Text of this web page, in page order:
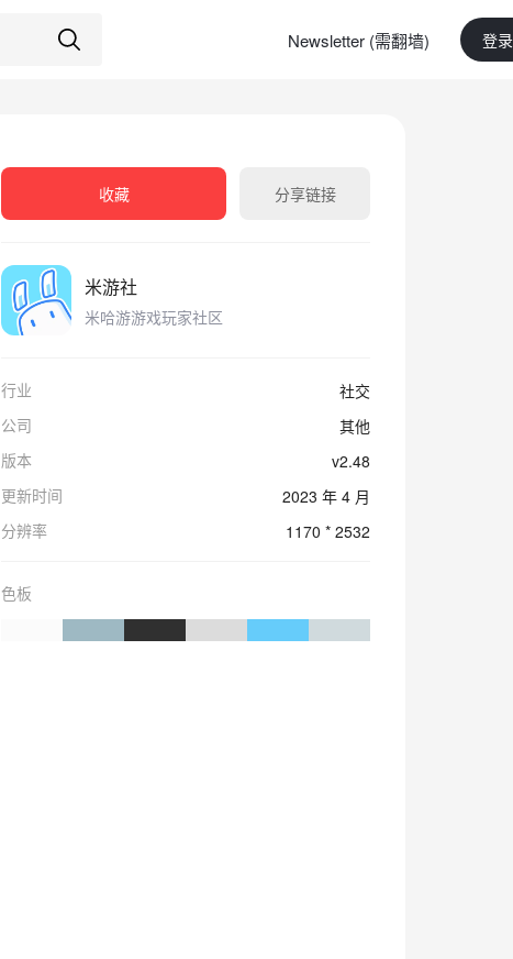
Newsletter (需翻墙) 登
收藏 分享链接
米游社
米哈游游戏玩家社区
行业
社交
公司
其他
版本
v2.48
更新时间
2023 年 4 月
分辨率
1170 * 2532
色板